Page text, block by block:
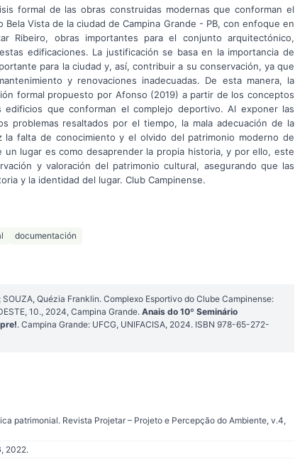
formal de las obras construidas modernas que conforman el
Vista de la ciudad de Campina Grande - PB, con enfoque en
Ribeiro, obras importantes para el conjunto arquitectónico,
edificaciones. La justificación se basa en la importancia de
para la ciudad y, así, contribuir a su conservación, ya que
y renovaciones inadecuadas. De esta manera, la
formal propuesto por Afonso (2019) a partir de los conceptos
que conforman el complejo deportivo. Al exponer las
problemas resaltados por el tiempo, la mala adecuación de la
falta de conocimiento y el olvido del patrimonio moderno de
lugar es como desaprender la propia historia, y por ello, este
y valoración del patrimonio cultural, asegurando que las
y la identidad del lugar. Club Campinense.
documentación
Quézia Franklin. Complexo Esportivo do Clube Campinense:
10., 2024, Campina Grande. Anais do 10º Seminário
. Campina Grande: UFCG, UNIFACISA, 2024. ISBN 978-65-272-
patrimonial. Revista Projetar – Projeto e Percepção do Ambiente, v.4,
2022.